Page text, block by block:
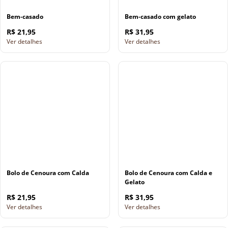
Bem-casado
R$ 21,95
Ver detalhes
Bem-casado com gelato
R$ 31,95
Ver detalhes
Bolo de Cenoura com Calda
R$ 21,95
Ver detalhes
Bolo de Cenoura com Calda e
Gelato
R$ 31,95
Ver detalhes